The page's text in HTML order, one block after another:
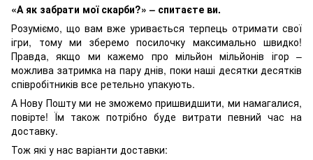
«А як забрати мої скарби?» – спитаєте ви.
Розуміємо, що вам вже уривається терпець отримати свої
ігри, тому ми зберемо посилочку максимально швидко!
Правда, якщо ми кажемо про мільйон мільйонів ігор –
можлива затримка на пару днів, поки наші десятки десятків
співробітників все ретельно упакують.
А Нову Пошту ми не зможемо пришвидшити, ми намагалися,
повірте! Їм також потрібно буде витрати певний час на
доставку.
Тож які у нас варіанти доставки: